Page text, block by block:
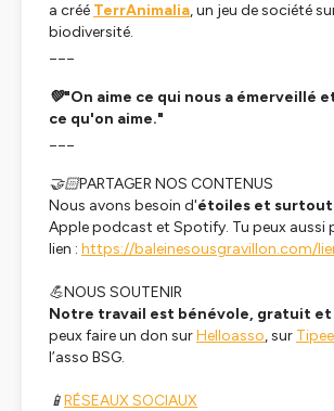
a créé TerrAnimalia, un jeu de société
biodiversité.
💚"On aime ce qui nous a émerveillé
ce qu'on aime."
🤝🏻PARTAGER NOS CONTENUS
Nous avons besoin d'étoiles et surtout
Apple podcast et Spotify. Tu peux aussi
lien : https://baleinesousgravillon.com/
💪NOUS SOUTENIR
Notre travail est bénévole, gratuit et
peux faire un don surHelloasso, sur
l’asso BSG.
📱RÉSEAUX SOCIAUX